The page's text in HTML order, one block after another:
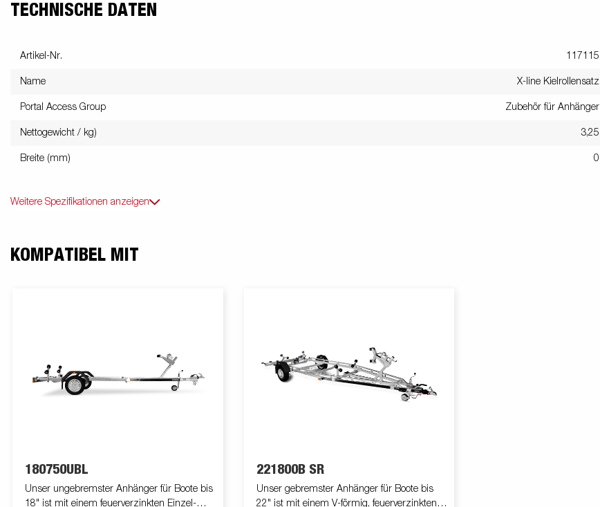
TECHNISCHE DATEN
Artikel-Nr. 117115
Name X-line Kielrollensatz
Portal Access Group Zubehör für Anhänger
Nettogewicht / kg) 3,25
Breite (mm) 0
Weitere Spezifikationen anzeigen
KOMPATIBEL MIT
180750UBL
Unser ungebremster Anhänger für Boote bis
18" ist mit einem feuerverzinkten Einzel-
221800B SR
Unser gebremster Anhänger für Boote bis
22" ist mit einem V-förmig, feuerverzinkten